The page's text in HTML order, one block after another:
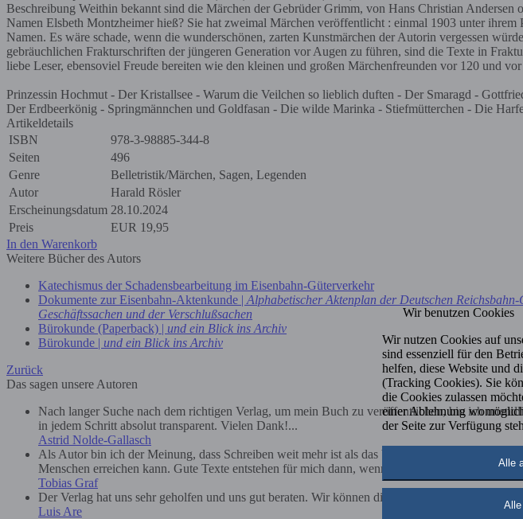
Beschreibung Weithin bekannt sind die Märchen der Gebrüder Grimm, von Hans Christian
Namen Elsbeth Montzheimer hieß? Sie hat zweimal Märchen veröffentlicht : einmal 1903 unter
Namen. Es wäre schade, wenn die wunderschönen, zarten Kunstmärchen der Autorin vergessen
gebräuchlichen Frakturschriften der jüngeren Generation vor Augen zu führen, sind die Texte in
liebe Leser, ebensoviel Freude bereiten wie den kleinen und großen Märchenfreunden vor 120 und
Prinzessin Hochmut - Der Kristallsee - Warum die Veilchen so lieblich duften - Der Smaragd -
Der Erdbeerkönig - Springmännchen und Goldfasan - Die wilde Marinka - Stiefmütterchen - Die
Artikeldetails
ISBN
978-3-98885-344-8
Seiten
496
Genre
Belletristik/Märchen, Sagen, Legenden
Autor
Harald Rösler
Erscheinungsdatum 28.10.2024
Preis
EUR 19,95
In den Warenkorb
Weitere Bücher des Autors
Katechismus der Schadensbearbeitung im Eisenbahn-Güterverkehr
Dokumente zur Eisenbahn-Aktenkunde | Alphabetischer Aktenplan der Deutschen
Geschäftssachen und der Verschlußsachen
Bürokunde (Paperback) | und ein Blick ins Archiv
Bürokunde | und ein Blick ins Archiv
Zurück
Das sagen unsere Autoren
Nach langer Suche nach dem richtigen Verlag, um mein Buch zu veröffentlichen, bin ich
in jedem Schritt absolut transparent. Vielen Dank!...
Astrid Nolde-Gallasch
Als Autor bin ich der Meinung, dass Schreiben weit mehr ist als das bloße Aneinanderreihen
Menschen erreichen kann. Gute Texte entstehen für mich dann, wenn Ehrlichkeit und Klarheit
Tobias Graf
Der Verlag hat uns sehr geholfen und uns gut beraten. Wir können diese Zusammenarbeit nur
Luis Are
Wir benutzen Cookies
Wir nutzen Cookies auf
sind essenziell für den
helfen, diese Website und
(Tracking Cookies). Sie
die Cookies zulassen
einer Ablehnung
der Seite zur Verfügung
Alle
Alle